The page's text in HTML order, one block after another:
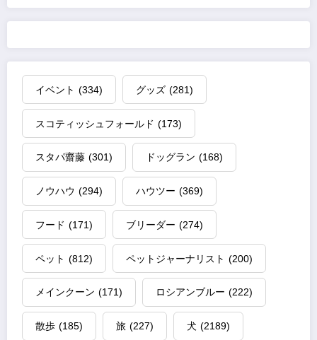
イベント (334) グッズ (281)
スコティッシュフォールド (173)
スタパ齋藤 (301) ドッグラン (168)
ノウハウ (294) ハウツー (369)
フード (171) ブリーダー (274)
ペット (812) ペットジャーナリスト (200)
メインクーン (171) ロシアンブルー (222)
散歩 (185) 旅 (227) 犬 (2189)